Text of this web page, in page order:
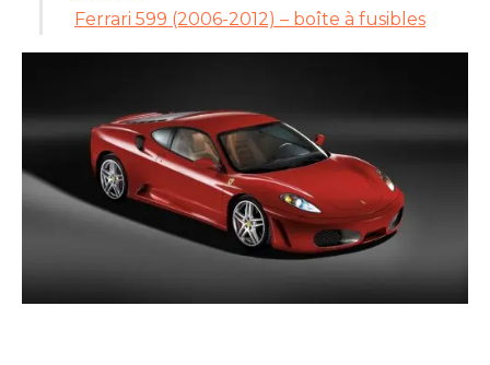
Ferrari 599 (2006-2012) – boîte à fusibles